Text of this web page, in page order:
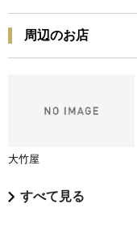
周辺のお店
大竹屋
すべて見る